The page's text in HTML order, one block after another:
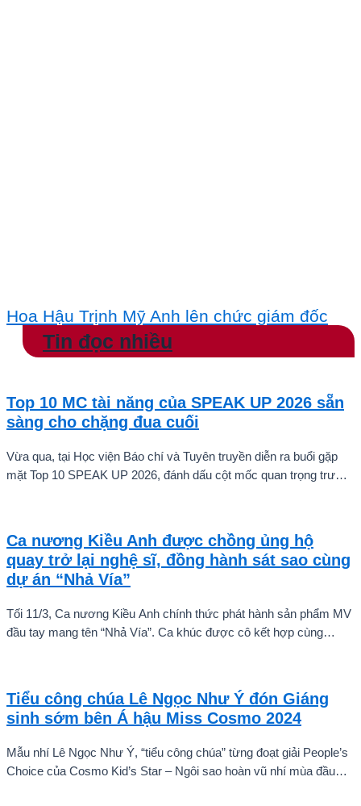
Hoa Hậu Trịnh Mỹ Anh lên chức giám đốc
Tin đọc nhiều
Top 10 MC tài năng của SPEAK UP 2026 sẵn
sàng cho chặng đua cuối
Vừa qua, tại Học viện Báo chí và Tuyên truyền diễn ra buổi gặp
mặt Top 10 SPEAK UP 2026, đánh dấu cột mốc quan trọng trước
Ca nương Kiều Anh được chồng ủng hộ
quay trở lại nghệ sĩ, đồng hành sát sao cùng
dự án “Nhả Vía”
Tối 11/3, Ca nương Kiều Anh chính thức phát hành sản phẩm MV
đầu tay mang tên “Nhả Vía”. Ca khúc được cô kết hợp cùng
Ngọc Thanh Tâm và Phùng Khánh Linh.
Tiểu công chúa Lê Ngọc Như Ý đón Giáng
sinh sớm bên Á hậu Miss Cosmo 2024
Mẫu nhí Lê Ngọc Như Ý, “tiểu công chúa” từng đoạt giải People’s
Choice của Cosmo Kid’s Star – Ngôi sao hoàn vũ nhí mùa đầu